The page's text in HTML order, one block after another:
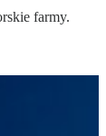
farmy.